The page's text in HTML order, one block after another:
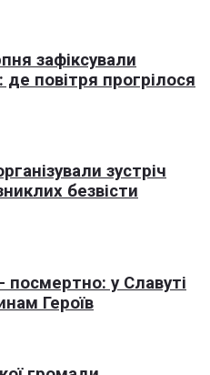
зафіксували
повітря прогрілося
зустріч
безвісти
у Славуті
Героїв